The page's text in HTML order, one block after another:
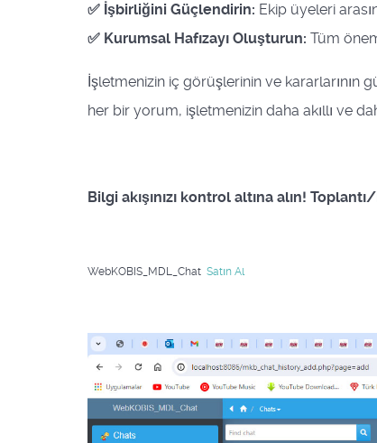
✅ İşbirliğini Güçlendirin: Ekip üyeleri
✅ Kurumsal Hafızayı Oluşturun: Tüm
İşletmenizin iç görüşlerinin ve kararlarının
her bir yorum, işletmenizin daha akıllı ve
Bilgi akışınızı kontrol altına alın!
WebKOBIS_MDL_Chat Satın Al